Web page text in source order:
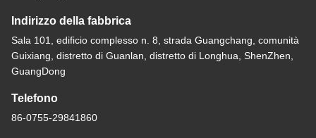
Indirizzo della fabbrica
Sala 101, edificio complesso n. 8, strada Guangchang, comunità
Guixiang, distretto di Guanlan, distretto di Longhua, ShenZhen,
GuangDong
Telefono
86-0755-29841860